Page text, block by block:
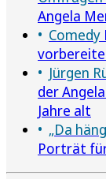
Angela
Comedy
Jürgen
der
Jahre alt
„Da
Porträt